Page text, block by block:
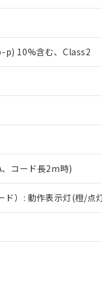
p) 10%含む、Class2
コード長2m時)
ド）: 動作表示灯(橙/点
お読みいただき、同意
況
EU RoHS指令（10物
RoHS指令（10物質
し：EU RoHS指令（10
情により、非含有部品
10物質）：
表
均質材料含有率が中国
均質材料含有率が中国